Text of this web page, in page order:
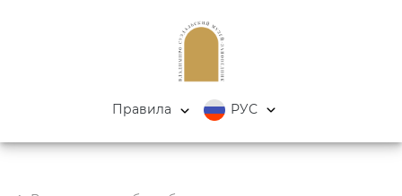
Правила РУС